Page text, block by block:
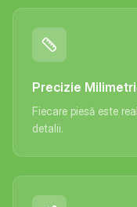
Precizie
Fiecare piesă este
detalii.